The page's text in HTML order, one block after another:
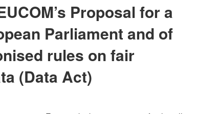
Proposal for a
Parliament and of
rules on fair
(Data Act)